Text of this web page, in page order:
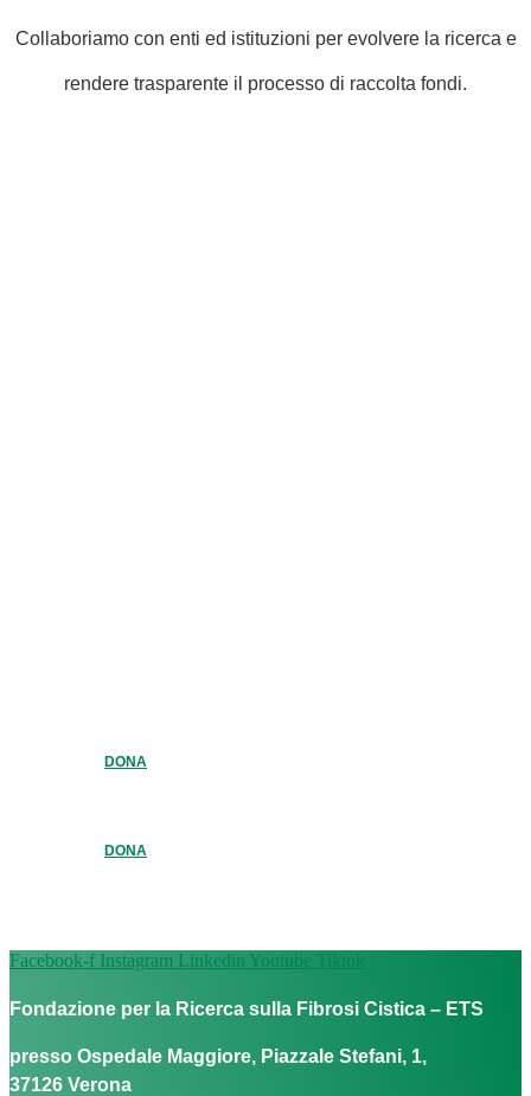
Collaboriamo con enti ed istituzioni per evolvere la ricerca e
rendere trasparente il processo di raccolta fondi.
DONA
DONA
Facebook-f Instagram Linkedin Youtube Tiktok
Fondazione per la Ricerca sulla Fibrosi Cistica – ETS
presso Ospedale Maggiore, Piazzale Stefani, 1,
37126 Verona